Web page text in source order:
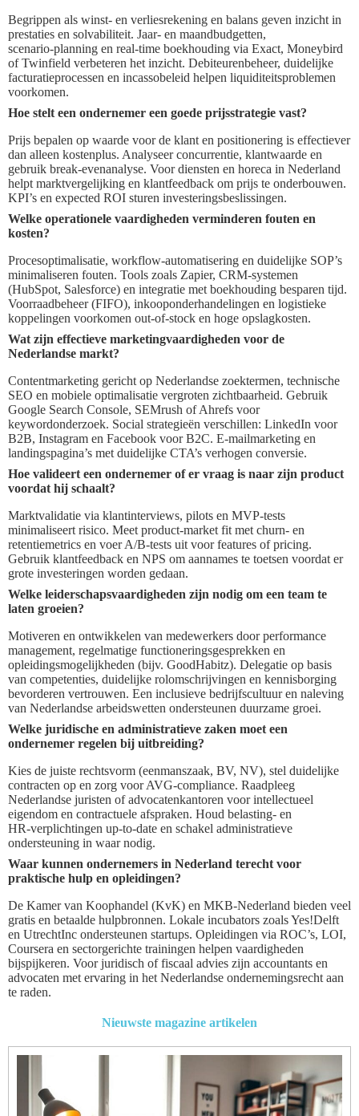
Begrippen als winst‑ en verliesrekening en balans geven inzicht in
prestaties en solvabiliteit. Jaar‑ en maandbudgetten,
scenario‑planning en real‑time boekhouding via Exact, Moneybird
of Twinfield verbeteren het inzicht. Debiteurenbeheer, duidelijke
facturatieprocessen en incassobeleid helpen liquiditeitsproblemen
voorkomen.
Hoe stelt een ondernemer een goede prijsstrategie vast?
Prijs bepalen op waarde voor de klant en positionering is effectiever
dan alleen kostenplus. Analyseer concurrentie, klantwaarde en
gebruik break‑evenanalyse. Voor diensten en horeca in Nederland
helpt marktvergelijking en klantfeedback om prijs te onderbouwen.
KPI’s en expected ROI sturen investeringsbeslissingen.
Welke operationele vaardigheden verminderen fouten en
kosten?
Procesoptimalisatie, workflow‑automatisering en duidelijke SOP’s
minimaliseren fouten. Tools zoals Zapier, CRM‑systemen
(HubSpot, Salesforce) en integratie met boekhouding besparen tijd.
Voorraadbeheer (FIFO), inkooponderhandelingen en logistieke
koppelingen voorkomen out‑of‑stock en hoge opslagkosten.
Wat zijn effectieve marketingvaardigheden voor de
Nederlandse markt?
Contentmarketing gericht op Nederlandse zoektermen, technische
SEO en mobiele optimalisatie vergroten zichtbaarheid. Gebruik
Google Search Console, SEMrush of Ahrefs voor
keywordonderzoek. Social strategieën verschillen: LinkedIn voor
B2B, Instagram en Facebook voor B2C. E‑mailmarketing en
landingspagina’s met duidelijke CTA’s verhogen conversie.
Hoe valideert een ondernemer of er vraag is naar zijn product
voordat hij schaalt?
Marktvalidatie via klantinterviews, pilots en MVP‑tests
minimaliseert risico. Meet product‑market fit met churn‑ en
retentiemetrics en voer A/B‑tests uit voor features of pricing.
Gebruik klantfeedback en NPS om aannames te toetsen voordat er
grote investeringen worden gedaan.
Welke leiderschapsvaardigheden zijn nodig om een team te
laten groeien?
Motiveren en ontwikkelen van medewerkers door performance
management, regelmatige functioneringsgesprekken en
opleidingsmogelijkheden (bijv. GoodHabitz). Delegatie op basis
van competenties, duidelijke rolomschrijvingen en kennisborging
bevorderen vertrouwen. Een inclusieve bedrijfscultuur en naleving
van Nederlandse arbeidswetten ondersteunen duurzame groei.
Welke juridische en administratieve zaken moet een
ondernemer regelen bij uitbreiding?
Kies de juiste rechtsvorm (eenmanszaak, BV, NV), stel duidelijke
contracten op en zorg voor AVG‑compliance. Raadpleeg
Nederlandse juristen of advocatenkantoren voor intellectueel
eigendom en contractuele afspraken. Houd belasting‑ en
HR‑verplichtingen up‑to‑date en schakel administratieve
ondersteuning in waar nodig.
Waar kunnen ondernemers in Nederland terecht voor
praktische hulp en opleidingen?
De Kamer van Koophandel (KvK) en MKB‑Nederland bieden veel
gratis en betaalde hulpbronnen. Lokale incubators zoals Yes!Delft
en UtrechtInc ondersteunen startups. Opleidingen via ROC’s, LOI,
Coursera en sectorgerichte trainingen helpen vaardigheden
bijspijkeren. Voor juridisch of fiscaal advies zijn accountants en
advocaten met ervaring in het Nederlandse ondernemingsrecht aan
te raden.
Nieuwste magazine artikelen